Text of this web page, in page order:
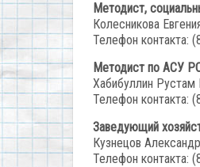
Методист,
Колесникова
Телефон контакта:
Методист по АСУ
Хабибуллин Рустам
Телефон контакта:
Заведующий
Кузнецов
Телефон контакта: